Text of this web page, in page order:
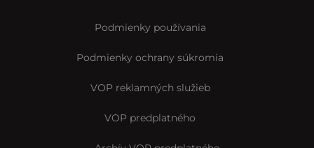
Podmienky používania
Podmienky ochrany súkromia
VOP reklamných služieb
VOP predplatného